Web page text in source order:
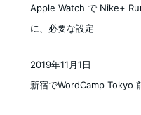
Apple Watch で Nike+
に、必要な設定
新宿でWordCamp Tokyo
2019年11月1日